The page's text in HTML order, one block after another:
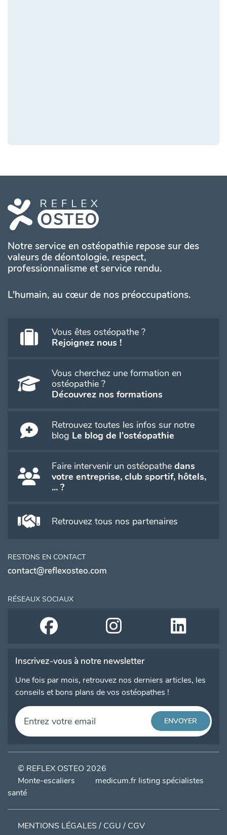
Notre service en ostéopathie repose sur des
valeurs de déontologie, respect,
professionnalisme et service rendu.
L'humain, au cœur de nos préoccupations.
Vous êtes ostéopathe ?
Rejoignez nous !
Vous cherchez une formation en
ostéopathie ?
Découvrez nos formations
Retrouvez toutes les infos sur notre
blog Le blog de l'ostéopathie
Faire intervenir un ostéopathe dans
votre entreprise, club sportif, hôtels,
... ?
Retrouvez tous nos partenaires
RESTONS EN CONTACT
contact@reflexosteo.com
RÉSEAUX SOCIAUX
Inscrivez-vous à notre newsletter
Une fois par mois, retrouvez nos derniers articles, les
conseils et bons plans de vos ostéopathes !
© REFLEX OSTEO 2026
Monte-escaliers
medicum.fr listing spécialistes
santé
MENTIONS LÉGALES / CGU / CGV